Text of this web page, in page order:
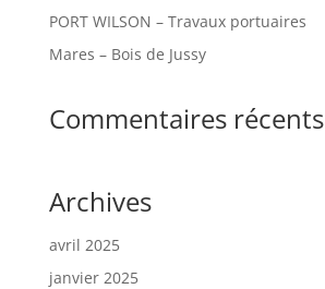
PORT WILSON – Travaux portuaires
Mares – Bois de Jussy
Commentaires récents
Archives
avril 2025
janvier 2025